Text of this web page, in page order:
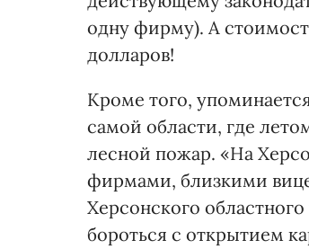
одну фирму). А
долларов!
Кроме того,
самой области, где
лесной пожар. «На
фирмами, близкими
Херсонского
бороться с открытием